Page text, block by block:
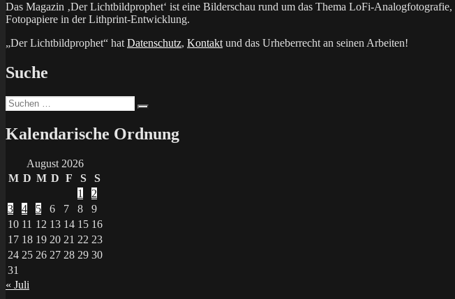
Das Magazin ‚Der Lichtbildprophet‘ ist eine Bilderschau rund um das Thema LoFi-
Fotopapiere in der Lithprint-Entwicklung.
„Der Lichtbildprophet“ hat Datenschutz, Kontakt und das Urheberrecht an seinen Arbeiten!
Suche
Suchen
nach:
Kalendarische Ordnung
August 2026
M D M D F S
S
1
2
3
4 5 6 7 8
9
10 11 12 13 14 15 16
17 18 19 20 21 22 23
24 25 26 27 28 29 30
31
« Juli